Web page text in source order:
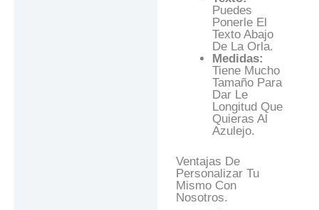
Puedes
Ponerle El
Texto Abajo
De La Orla.
Medidas:
Tiene Mucho
Tamaño Para
Dar Le
Longitud Que
Quieras Al
Azulejo.
Ventajas De
Personalizar Tu
Mismo Con
Nosotros.